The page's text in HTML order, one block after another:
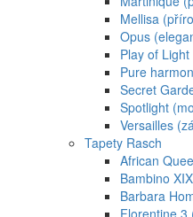
Mellisa
Opus
Play of
Pure
Secret
Spotlight
Versailles
Tapety Rasch
African
Bambino
Barbara